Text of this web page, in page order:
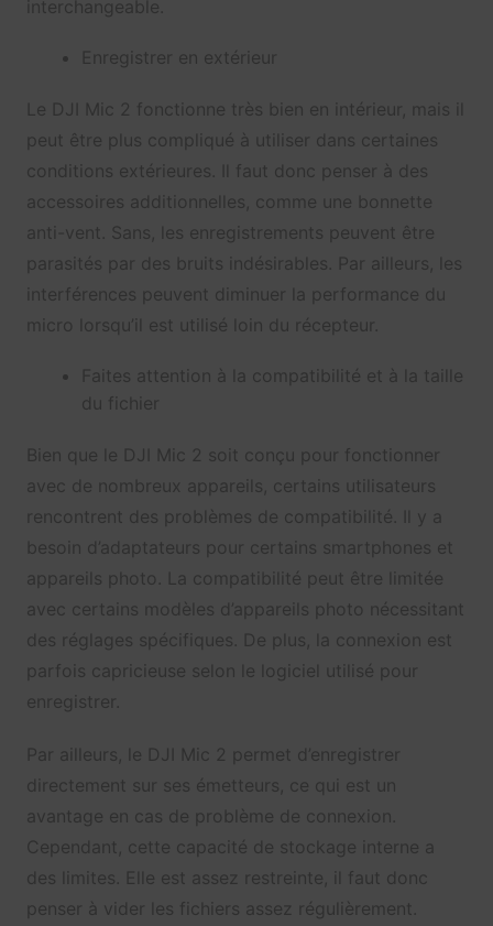
interchangeable.
Enregistrer en extérieur
Le DJI Mic 2 fonctionne très bien en intérieur, mais il
peut être plus compliqué à utiliser dans certaines
conditions extérieures. Il faut donc penser à des
accessoires additionnelles, comme une bonnette
anti-vent. Sans, les enregistrements peuvent être
parasités par des bruits indésirables. Par ailleurs, les
interférences peuvent diminuer la performance du
micro lorsqu’il est utilisé loin du récepteur.
Faites attention à la compatibilité et à la taille
du fichier
Bien que le DJI Mic 2 soit conçu pour fonctionner
avec de nombreux appareils, certains utilisateurs
rencontrent des problèmes de compatibilité. Il y a
besoin d’adaptateurs pour certains smartphones et
appareils photo. La compatibilité peut être limitée
avec certains modèles d’appareils photo nécessitant
des réglages spécifiques. De plus, la connexion est
parfois capricieuse selon le logiciel utilisé pour
enregistrer.
Par ailleurs, le DJI Mic 2 permet d’enregistrer
directement sur ses émetteurs, ce qui est un
avantage en cas de problème de connexion.
Cependant, cette capacité de stockage interne a
des limites. Elle est assez restreinte, il faut donc
penser à vider les fichiers assez régulièrement.